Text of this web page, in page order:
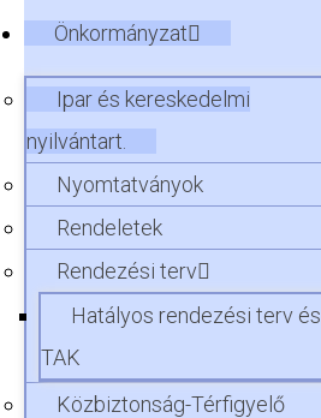
Önkormányzat
Ipar és kereskedelmi
nyilvántart.
Nyomtatványok
Rendeletek
Rendezési terv
Hatályos rendezési terv és
TAK
Közbiztonság-Térfigyelő